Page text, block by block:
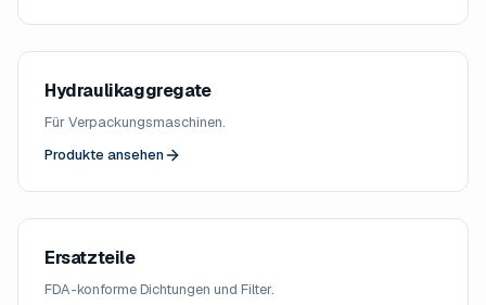
Hydraulikaggregate
Für Verpackungsmaschinen.
Produkte ansehen
Ersatzteile
FDA-konforme Dichtungen und Filter.